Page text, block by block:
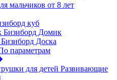
мальчиков от 8 лет
куб
Бизиборд Домик
Бизиборд Доска
параметрам
Развивающие